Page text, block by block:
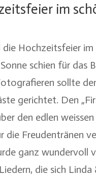
im
Hochzeitsfeier
schien für das
sollte
gerichtet. Den
den edlen
Freudentränen
ganz wundervoll
die sich